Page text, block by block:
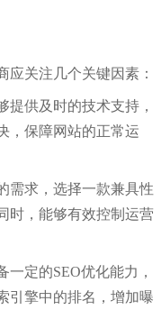
应关注几个关键因素：
提供及时的技术支持，
，保障网站的正常运
需求，选择一款兼具性
时，能够有效控制运营
一定的SEO优化能力，
引擎中的排名，增加曝